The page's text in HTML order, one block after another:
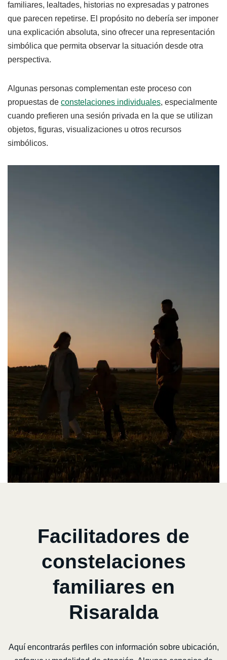
familiares, lealtades, historias no expresadas y patrones
que parecen repetirse. El propósito no debería ser imponer
una explicación absoluta, sino ofrecer una representación
simbólica que permita observar la situación desde otra
perspectiva.
Algunas personas complementan este proceso con
propuestas de constelaciones individuales, especialmente
cuando prefieren una sesión privada en la que se utilizan
objetos, figuras, visualizaciones u otros recursos
simbólicos.
Facilitadores de
constelaciones
familiares en
Risaralda
Aquí encontrarás perfiles con información sobre ubicación,